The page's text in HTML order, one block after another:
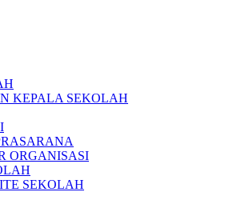
KEPALA SEKOLAH
ORGANISASI
SEKOLAH